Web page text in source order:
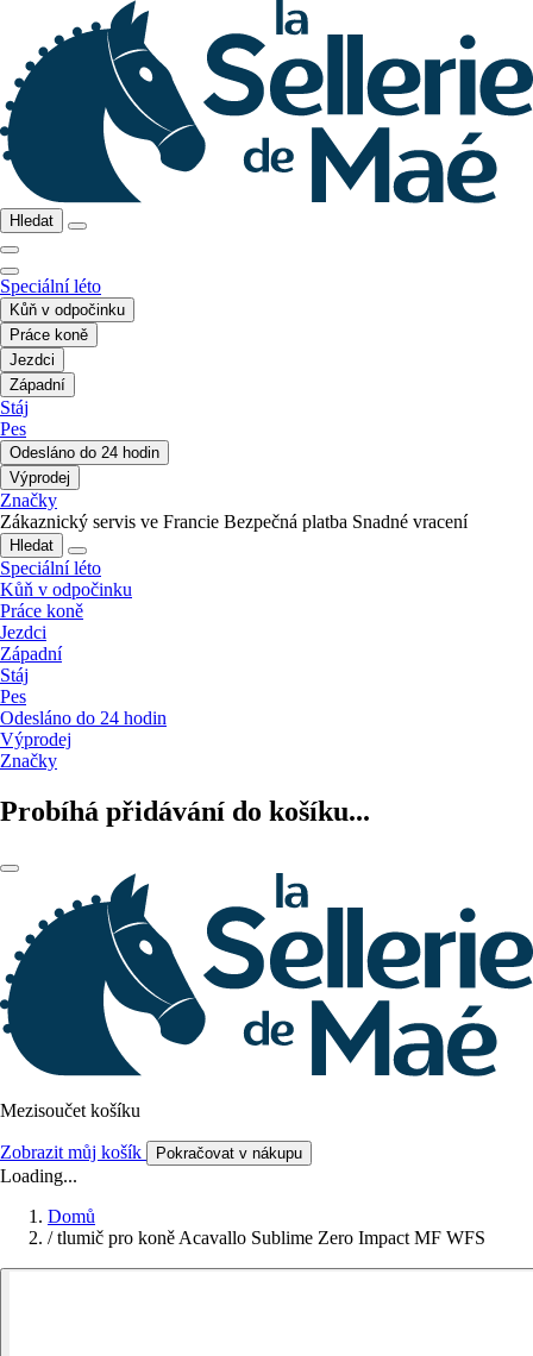
Hledat
Speciální léto
Kůň v odpočinku
Práce koně
Jezdci
Západní
Stáj
Pes
Odesláno do 24 hodin
Výprodej
Značky
Zákaznický servis ve Francie Bezpečná platba Snadné vracení
Hledat
Speciální léto
Kůň v odpočinku
Práce koně
Jezdci
Západní
Stáj
Pes
Odesláno do 24 hodin
Výprodej
Značky
Probíhá přidávání do košíku...
Mezisoučet košíku
Zobrazit můj košík Pokračovat v nákupu
Loading...
Domů
/ tlumič pro koně Acavallo Sublime Zero Impact MF WFS